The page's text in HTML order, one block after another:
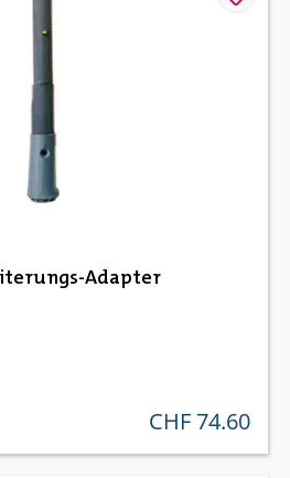
Adapter
regulärer preis:
CHF 74.60